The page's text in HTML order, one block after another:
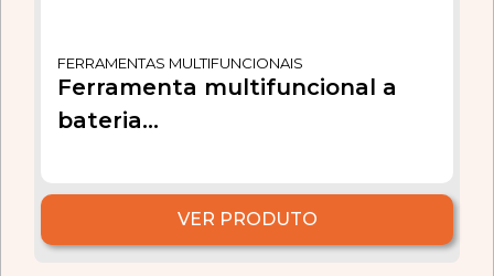
FERRAMENTAS MULTIFUNCIONAIS
Ferramenta multifuncional a
bateria...
VER PRODUTO